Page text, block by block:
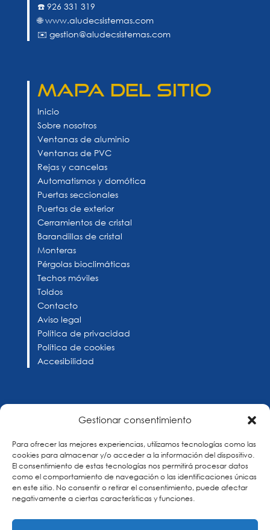
Gestionar consentimiento
Para ofrecer las mejores experiencias, utilizamos tecnologías como las
cookies para almacenar y/o acceder a la información del dispositivo.
El consentimiento de estas tecnologías nos permitirá procesar datos
como el comportamiento de navegación o las identificaciones únicas
en este sitio. No consentir o retirar el consentimiento, puede afectar
negativamente a ciertas características y funciones.
☎️ 926 331 319
🌐 www.aludecsistemas.com
✉️ gestion@aludecsistemas.com
MAPA DEL SITIO
Inicio
Sobre nosotros
Ventanas de aluminio
Ventanas de PVC
Rejas y cancelas
Automatismos y domótica
Puertas seccionales
Puertas de exterior
Cerramientos de cristal
Barandillas de cristal
Monteras
Pérgolas bioclimáticas
Techos móviles
Toldos
Contacto
Aviso legal
Política de privacidad
Política de cookies
Accesibilidad
Horario
08:00 - 13:30 horas
15:30 - 19:00 horas